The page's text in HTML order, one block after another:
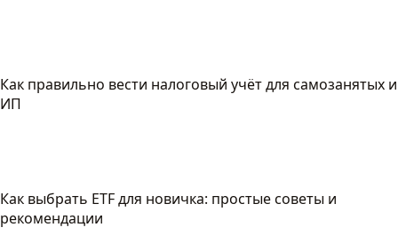
Как правильно вести налоговый учёт для самозанятых и
ИП
Как выбрать ETF для новичка: простые советы и
рекомендации